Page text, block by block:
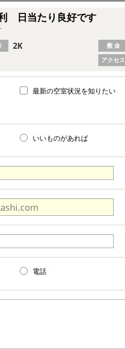
日当たり良好です
アクセス
2K 敷 金
最新の空室状況を知りたい
いいものがあれば
電話